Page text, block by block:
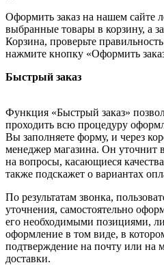
Оформить заказ на нашем сайте
выбранные товары в корзину, а
Корзина, проверьте
нажмите кнопку «Оформить
Быстрый заказ
Функция «Быстрый заказ»
проходить всю процедуру
Вы заполняете форму, и через
менеджер магазина. Он уточнит
на вопросы, касающиеся
также подскажет о вариантах
По результатам звонка,
уточнения, самостоятельно
его необходимыми позициями,
оформление в том виде, в
подтверждение на почту или на
доставки.